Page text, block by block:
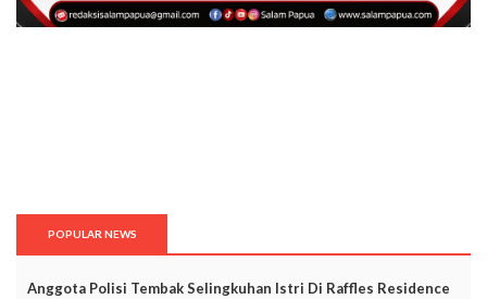
POPULAR NEWS
Anggota Polisi Tembak Selingkuhan Istri Di Raffles Residence